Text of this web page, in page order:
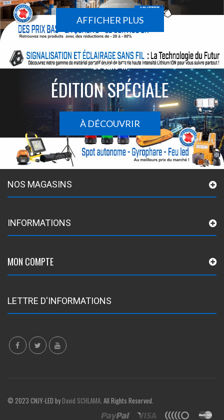
AFFICHER PLUS
Le sans-fil
ÉDITION SPÉCIALE
À DÉCOUVRIR
NOS MAGASINS
INFORMATIONS
MON COMPTE
LETTRE D'INFORMATIONS
© 2023 CNJY-LED byDavid SCHLAMA. All Rights Reserved.